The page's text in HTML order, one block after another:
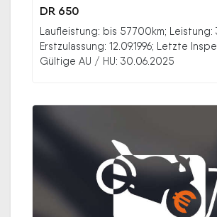
DR 650
Laufleistung: bis 57700km; Leistung:
Erstzulassung: 12.09.1996; Letzte
Gültige AU / HU: 30.06.2025